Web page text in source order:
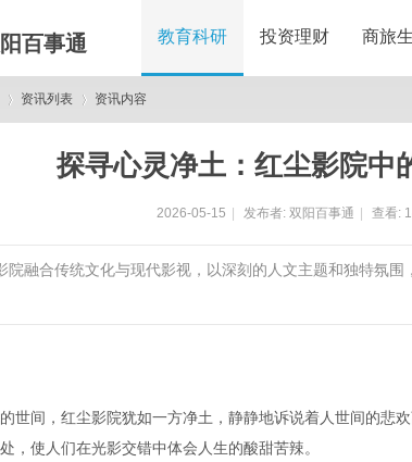
百事通 教育科研 投资理财 商旅
资讯列表 资讯内容
探寻心灵净土：红尘影院中
2026-05-15 发布者: 双阳百事通 查看:
院融合传统文化与现代影视，以深刻的人文主题和独特氛
世间，红尘影院犹如一方净土，静静地诉说着人世间的悲
，使人们在光影交错中体会人生的酸甜苦辣。